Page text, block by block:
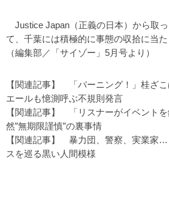
Justice Japan（正義の日本）から取
て、千葉には積極的に事態の収拾に当
（編集部／
「サイゾー」 5月号より）
【関連記事】
「バーニング！」桂ざ
エールも憶測呼ぶ不規則発言
【関連記事】
「リスナーがイベント
然”無期限謹慎”の裏事情
【関連記事】 暴力団、警察、実業家
スを巡る黒い人間模様